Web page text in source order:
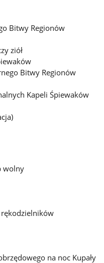
Bitwy Regionów
ziół
Bitwy Regionów
Kapeli Śpiewaków
wolny
na noc Kupały